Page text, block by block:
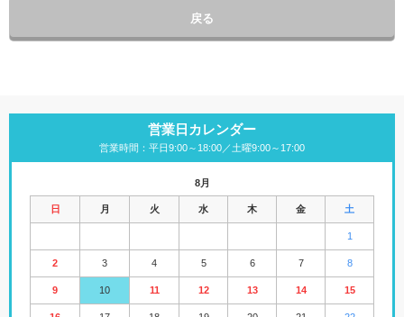
戻る
営業日カレンダー
営業時間：平日9:00～18:00／土曜9:00～17:00
8月
日 月 火 水 木 金 土
1
2 3 4 5 6 7 8
9 10 11 12 13 14 15